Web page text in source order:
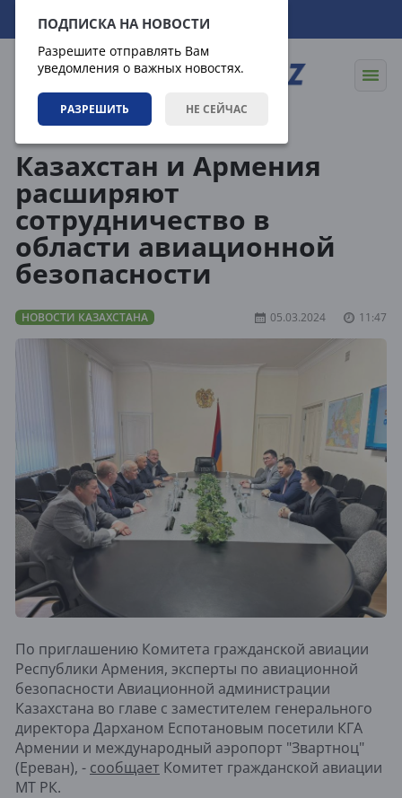
ПОДПИСКА НА НОВОСТИ
Разрешите отправлять Вам
уведомления о важных новостях.
РАЗРЕШИТЬ НЕ СЕЙЧАС
09.08.2026 07:35:41
Казахстан и Армения
расширяют
сотрудничество в
области авиационной
безопасности
НОВОСТИ КАЗАХСТАНА 05.03.2024 11:47
По приглашению Комитета гражданской авиации
Республики Армения, эксперты по авиационной
безопасности Авиационной администрации
Казахстана во главе с заместителем генерального
директора Дарханом Еспотановым посетили КГА
Армении и международный аэропорт "Звартноц"
(Ереван), - сообщает Комитет гражданской авиации
МТ РК.